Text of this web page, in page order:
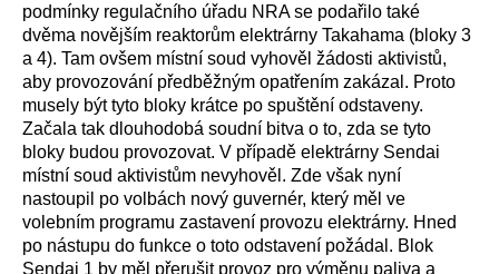
podmínky regulačního úřadu NRA se podařilo také
dvěma novějším reaktorům elektrárny Takahama (bloky 3
a 4). Tam ovšem místní soud vyhověl žádosti aktivistů,
aby provozování předběžným opatřením zakázal. Proto
musely být tyto bloky krátce po spuštění odstaveny.
Začala tak dlouhodobá soudní bitva o to, zda se tyto
bloky budou provozovat. V případě elektrárny Sendai
místní soud aktivistům nevyhověl. Zde však nyní
nastoupil po volbách nový guvernér, který měl ve
volebním programu zastavení provozu elektrárny. Hned
po nástupu do funkce o toto odstavení požádal. Blok
Sendai 1 by měl přerušit provoz pro výměnu paliva a